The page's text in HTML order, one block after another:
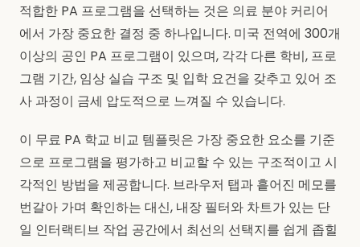
적합한 PA 프로그램을 선택하는 것은 의료 분야 커리어
에서 가장 중요한 결정 중 하나입니다. 미국 전역에 300개
이상의 공인 PA 프로그램이 있으며, 각각 다른 학비, 프로
그램 기간, 임상 실습 구조 및 입학 요건을 갖추고 있어 조
사 과정이 금세 압도적으로 느껴질 수 있습니다.
이 무료 PA 학교 비교 템플릿은 가장 중요한 요소를 기준
으로 프로그램을 평가하고 비교할 수 있는 구조적이고 시
각적인 방법을 제공합니다. 브라우저 탭과 흩어진 메모를
번갈아 가며 확인하는 대신, 내장 필터와 차트가 있는 단
일 인터랙티브 작업 공간에서 최선의 선택지를 쉽게 좁힐